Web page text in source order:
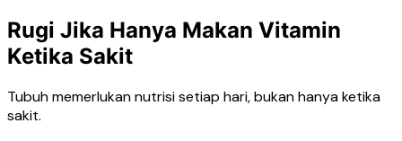
Rugi Jika Hanya Makan Vitamin
Ketika Sakit
Tubuh memerlukan nutrisi setiap hari, bukan hanya ketika
sakit.